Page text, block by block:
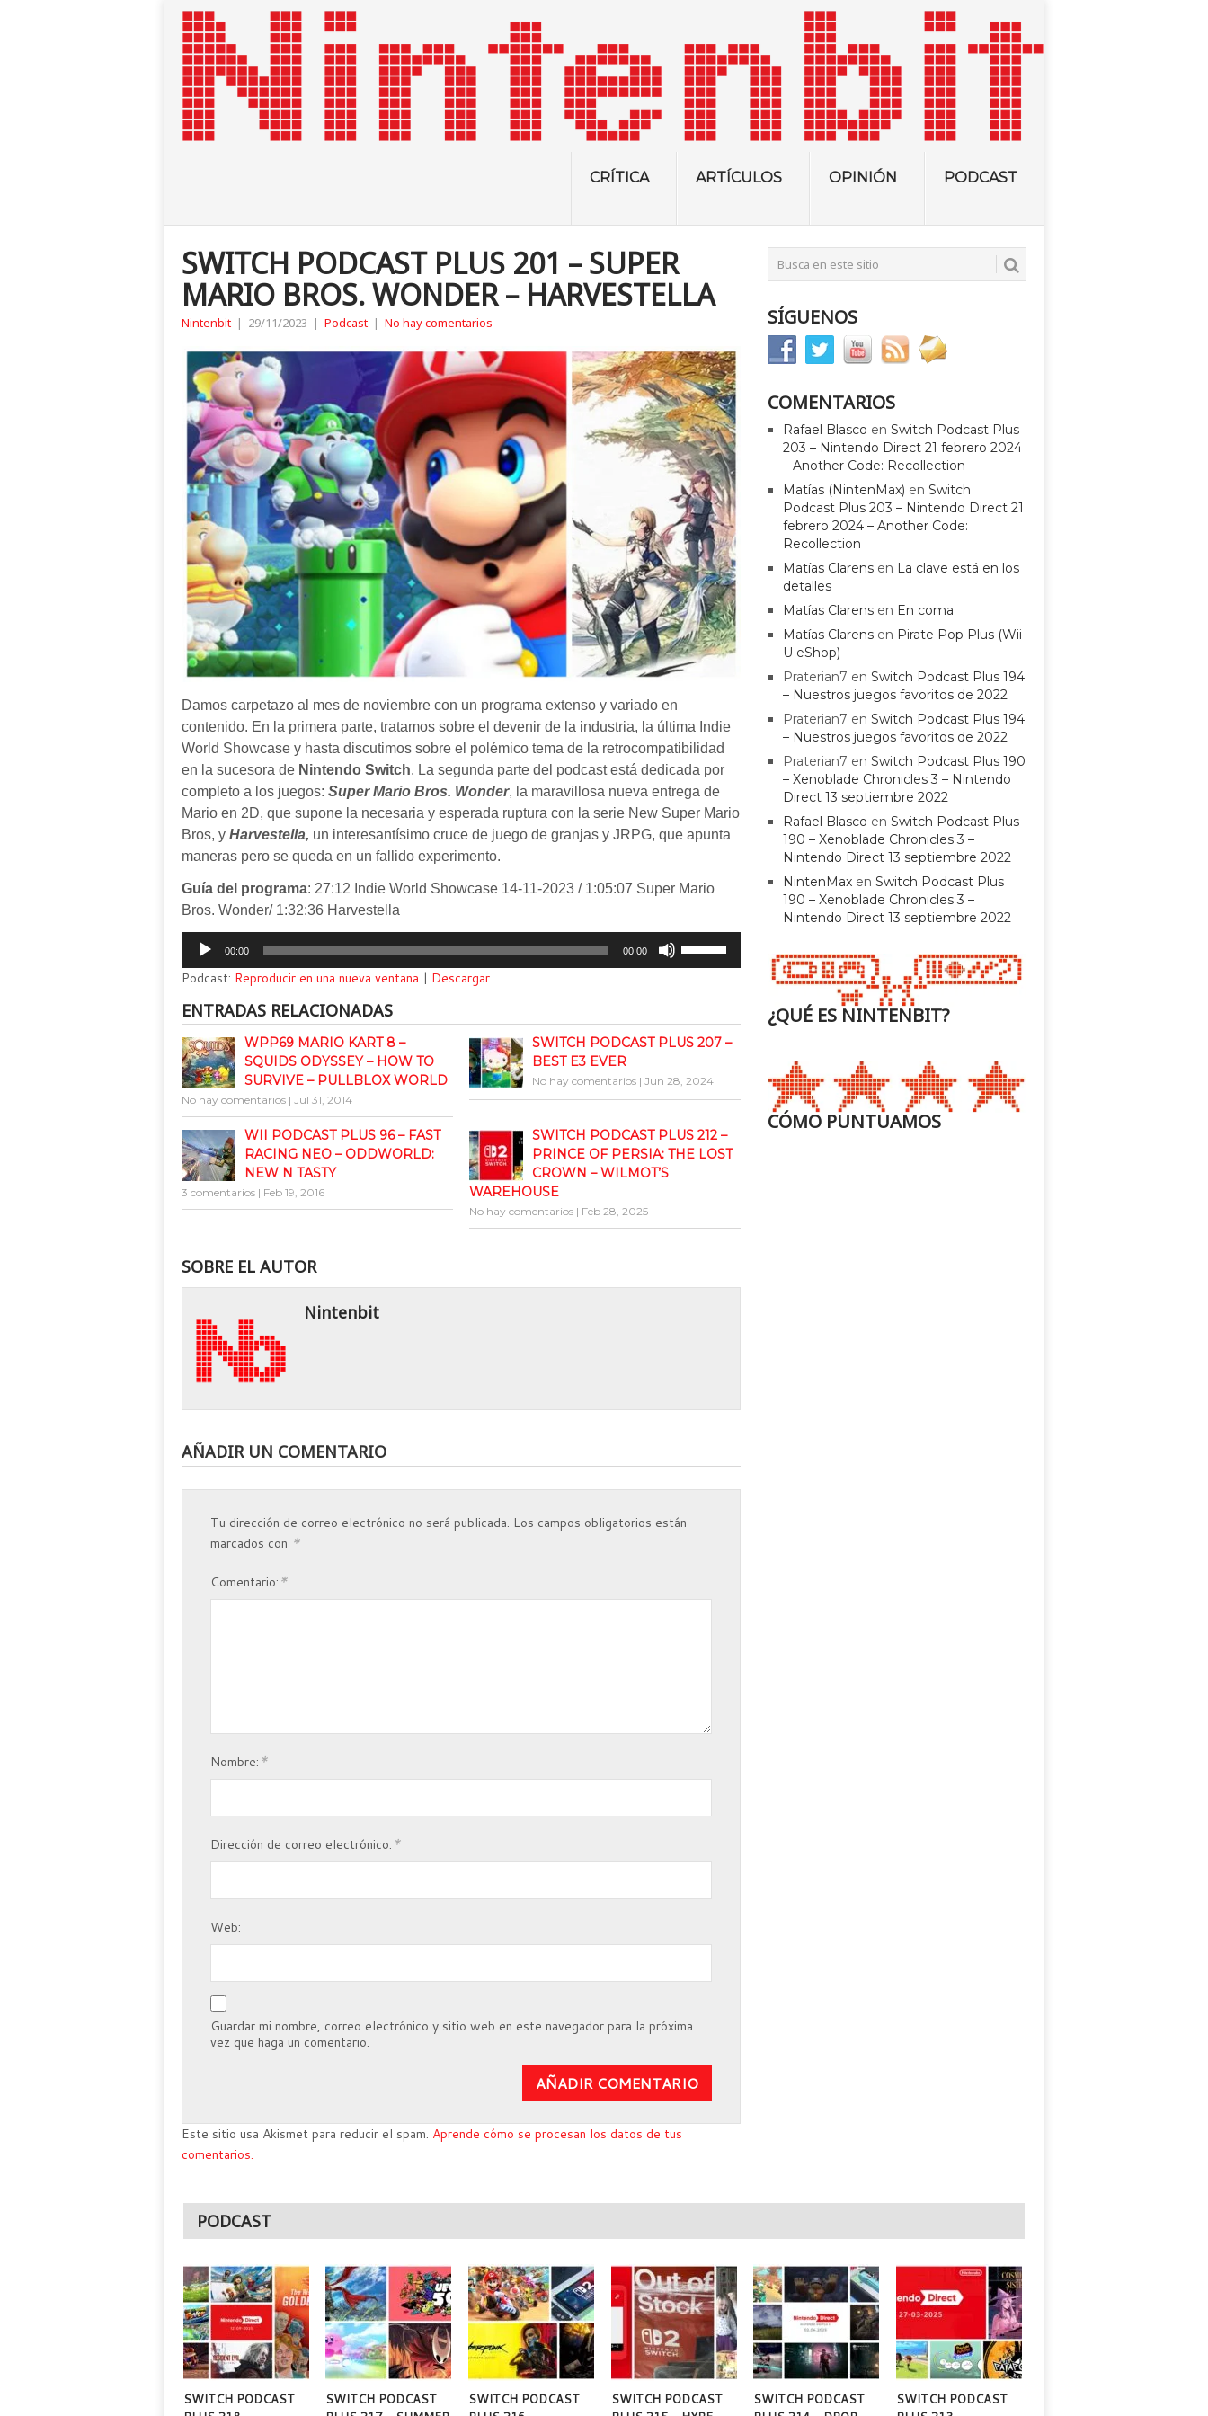
CRÍTICA ARTÍCULOS OPINIÓN PODCAST
SWITCH PODCAST PLUS 201 – SUPER
MARIO BROS. WONDER – HARVESTELLA
Nintenbit | 29/11/2023 | Podcast | No hay comentarios
Damos carpetazo al mes de noviembre con un programa extenso y variado en
contenido. En la primera parte, tratamos sobre el devenir de la industria, la última Indie
World Showcase y hasta discutimos sobre el polémico tema de la retrocompatibilidad
en la sucesora de Nintendo Switch. La segunda parte del podcast está dedicada por
completo a los juegos: Super Mario Bros. Wonder, la maravillosa nueva entrega de
Mario en 2D, que supone la necesaria y esperada ruptura con la serie New Super Mario
Bros, y Harvestella, un interesantísimo cruce de juego de granjas y JRPG, que apunta
maneras pero se queda en un fallido experimento.
Guía del programa: 27:12 Indie World Showcase 14-11-2023 / 1:05:07 Super Mario
Bros. Wonder/ 1:32:36 Harvestella
Reproductor
audio
00:00 00:00
flecha
arriba/abajo
aumentar
disminuir
el
Podcast: Reproducir en una nueva ventana | Descargar
ENTRADAS RELACIONADAS
WPP69 MARIO KART 8 –
SQUIDS ODYSSEY – HOW TO
SURVIVE – PULLBLOX WORLD
No hay comentarios | Jul 31, 2014
SWITCH PODCAST PLUS 207 –
BEST E3 EVER
No hay comentarios |Jun 28, 2024
WII PODCAST PLUS 96 – FAST
RACING NEO – ODDWORLD:
NEW N TASTY
3 comentarios | Feb 19, 2016
SWITCH PODCAST PLUS 212 –
PRINCE OF PERSIA: THE LOST
CROWN – WILMOT’S
WAREHOUSE
No hay comentarios | Feb 28, 2025
SOBRE EL AUTOR
Nintenbit
AÑADIR UN COMENTARIO
Tu dirección de correo electrónico no será publicada. Los campos obligatorios están
marcados con *
Comentario: *
Nombre: *
Dirección de correo electrónico: *
Web:
Guardar mi nombre, correo electrónico y sitio web en este navegador para la próxima
vez que haga un comentario.
Este sitio usa Akismet para reducir el spam. Aprende cómo se procesan los datos de tus
comentarios.
SÍGUENOS
COMENTARIOS
Rafael Blasco enSwitch Podcast Plus
203 – Nintendo Direct 21 febrero 2024
– Another Code: Recollection
Matías (NintenMax) enSwitch
Podcast Plus 203 – Nintendo Direct 21
febrero 2024 – Another Code:
Recollection
Matías Clarens en La clave está en los
detalles
Matías Clarens en En coma
Matías Clarens en Pirate Pop Plus (Wii
U eShop)
Praterian7 enSwitch Podcast Plus 194
– Nuestros juegos favoritos de 2022
Praterian7 enSwitch Podcast Plus 194
– Nuestros juegos favoritos de 2022
Praterian7 enSwitch Podcast Plus 190
– Xenoblade Chronicles 3 – Nintendo
Direct 13 septiembre 2022
Rafael Blasco enSwitch Podcast Plus
190 – Xenoblade Chronicles 3 –
Nintendo Direct 13 septiembre 2022
NintenMax enSwitch Podcast Plus
190 – Xenoblade Chronicles 3 –
Nintendo Direct 13 septiembre 2022
¿QUÉ ES NINTENBIT?
CÓMO PUNTUAMOS
PODCAST
SWITCH PODCAST
SWITCH PODCAST
SWITCH PODCAST
SWITCH PODCAST
SWITCH PODCAST
SWITCH PODCAST